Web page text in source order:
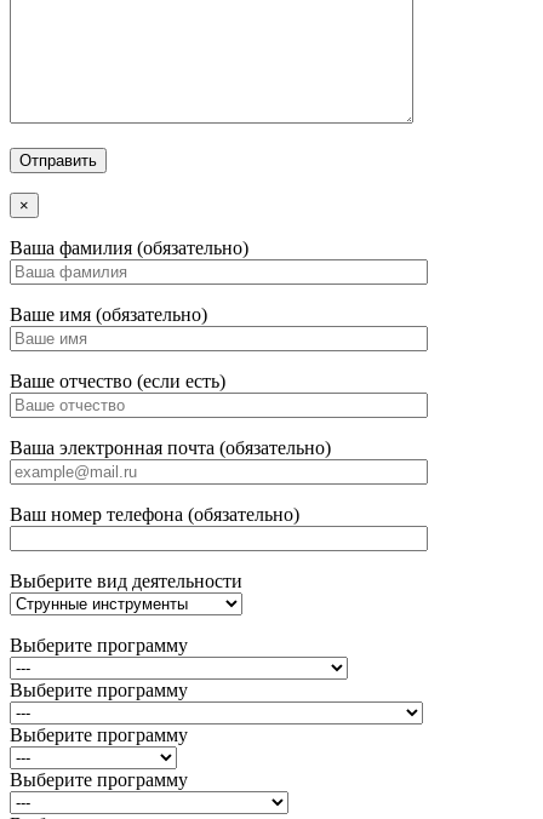
×
Ваша фамилия (обязательно)
Ваше имя (обязательно)
Ваше отчество (если есть)
Ваша электронная почта (обязательно)
Ваш номер телефона (обязательно)
Выберите вид деятельности
Выберите программу
Выберите программу
Выберите программу
Выберите программу